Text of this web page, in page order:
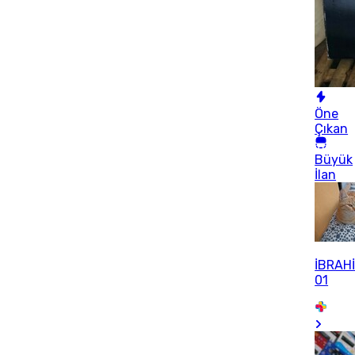
Öne
Çıkan
Büyük
İlan
01